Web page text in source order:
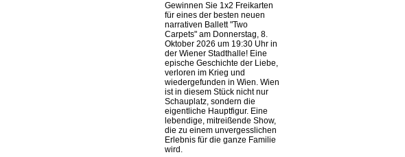
Gewinnen Sie 1x2 Freikarten
für eines der besten neuen
narrativen Ballett "Two
Carpets" am Donnerstag, 8.
Oktober 2026 um 19:30 Uhr in
der Wiener Stadthalle! Eine
epische Geschichte der Liebe,
verloren im Krieg und
wiedergefunden in Wien. Wien
ist in diesem Stück nicht nur
Schauplatz, sondern die
eigentliche Hauptfigur. Eine
lebendige, mitreißende Show,
die zu einem unvergesslichen
Erlebnis für die ganze Familie
wird.